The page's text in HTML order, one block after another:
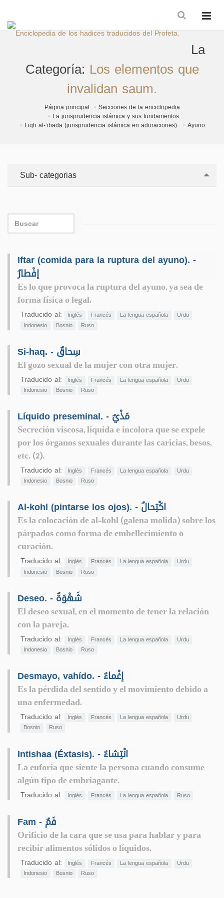
La
Categoría: Los elementos que
invalidan saum.
Página principal
Secciones de la enciclopedia
La jurisprudencia islámica y sus fundamentos
Fiqh al-‘ibada (jurisprudencia islámica en adoraciones).
Ayuno.
Sub- categorias
Iftar (comida para la ruptura del ayuno). -
إفْطارٌ
Es lo que provoca la ruptura del ayuno, ya sea de
forma física o legal.
Traducido al: Inglés Francés La lengua española
Urdu
Indonesio
Bosnio Ruso
Si-haq. - سِحاقٌ
El gozo sexual de la mujer con otra mujer.
Traducido al: Inglés Francés La lengua española
Urdu
Indonesio
Bosnio Ruso
Líquido preseminal. - مَذْيٌ
Secreción viscosa, líquida e incolora que se expele
por los órganos sexuales durante las caricias, besos,
etc. (2).
Traducido al: Inglés Francés La lengua española
Urdu
Indonesio
Bosnio Ruso
Al-kohl (pintarse los ojos). - اكْتِحالٌ
Es la colocación de al-kohl (galena molida) sobre los
párpados como forma de embellecimiento o
curación.
Traducido al: Inglés Francés La lengua española
Urdu
Indonesio
Bosnio Ruso
Deseo. - شَهْوَةٌ
El deseo sexual, en el momento de tener la relación
con la pareja.
Traducido al: Inglés Francés La lengua española
Urdu
Indonesio
Bosnio Ruso
Desmayo, vahído. - إغْماءٌ
Es la pérdida del sentido y el movimiento debido a
una enfermedad.
Traducido al: Inglés Francés La lengua española
Urdu
Bosnio
Ruso
Intishaa (Éxtasis). - انْتِشاءٌ
La euforia que siente la persona cuando consume
algún tipo de embriagante.
Traducido al: Inglés Francés La lengua española Ruso
Fam - فَمٌ
Orificio de la cara que se usa para hablar y para
recibir alimentos sólidos o líquidos.
Traducido al: Inglés Francés La lengua española
Urdu
Indonesio
Bosnio Ruso